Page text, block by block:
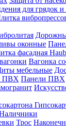
для грядок
оконные
фасадная
Вагонка
мебельные
ПВХ Панели ПВХ
Трос